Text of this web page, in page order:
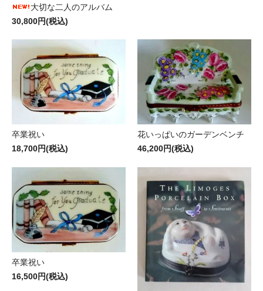
大切な二人のアルバム
30,800円(税込)
卒業祝い
18,700円(税込)
花いっぱいのガーデンベンチ
46,200円(税込)
卒業祝い
16,500円(税込)